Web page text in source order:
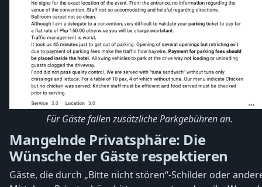
Für Gäste fallen zusätzliche Parkgebühren an.
Mangelnde Privatsphäre: Die
Wünsche der Gäste respektieren
Gäste, die durch „Bitte nicht stören“-Schilder oder